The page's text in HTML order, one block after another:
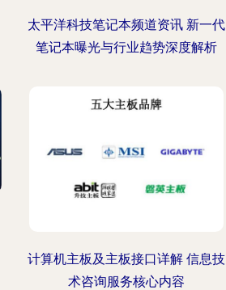
太平洋科技笔记本频道资讯 新一代
笔记本曝光与行业趋势深度解析
计算机主板及主板接口详解 信息技
术咨询服务核心内容